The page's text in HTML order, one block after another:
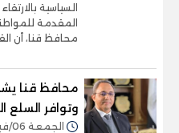
السياسية
المقدمة
محافظ قنا، أن
محافظ قنا
وتوافر السلع
الجمعة 06/فبراير/2026 - 06:50 م